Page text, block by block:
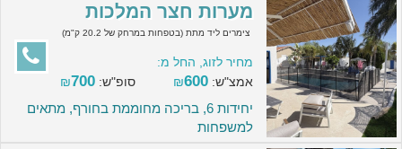
מערות חצר המלכות
צימרים ליד מתת (בטפחות במרחק של 20.2 ק"מ)
מחיר לזוג, החל מ:
אמצ"ש:
₪600 סופ"ש: ₪700
יחידות 6, בריכה מחוממת בחורף, מתאים
למשפחות